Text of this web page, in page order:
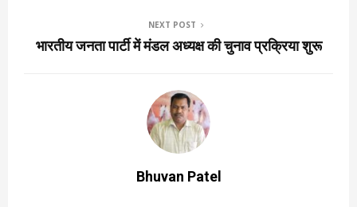
NEXT POST
भारतीय जनता पार्टी में मंडल अध्यक्ष की चुनाव प्रक्रिया शुरू
Bhuvan Patel